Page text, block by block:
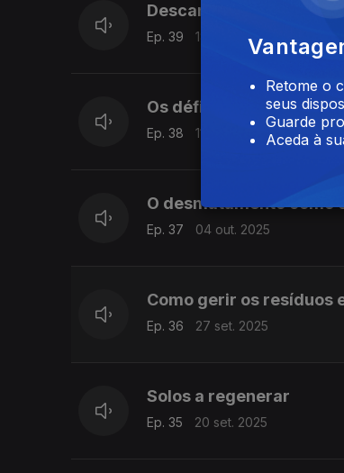
Descarbonizar para
Ep. 39 18 out. 2025
Os défices ambientais
Ep. 38 11 out. 2025
O desmatamento como
Ep. 37 04 out. 2025
Como gerir os resíduos
Ep. 36 27 set. 2025
Solos a regenerar
Ep. 35 20 set. 2025
Retome o
seus
Guarde
Aceda à